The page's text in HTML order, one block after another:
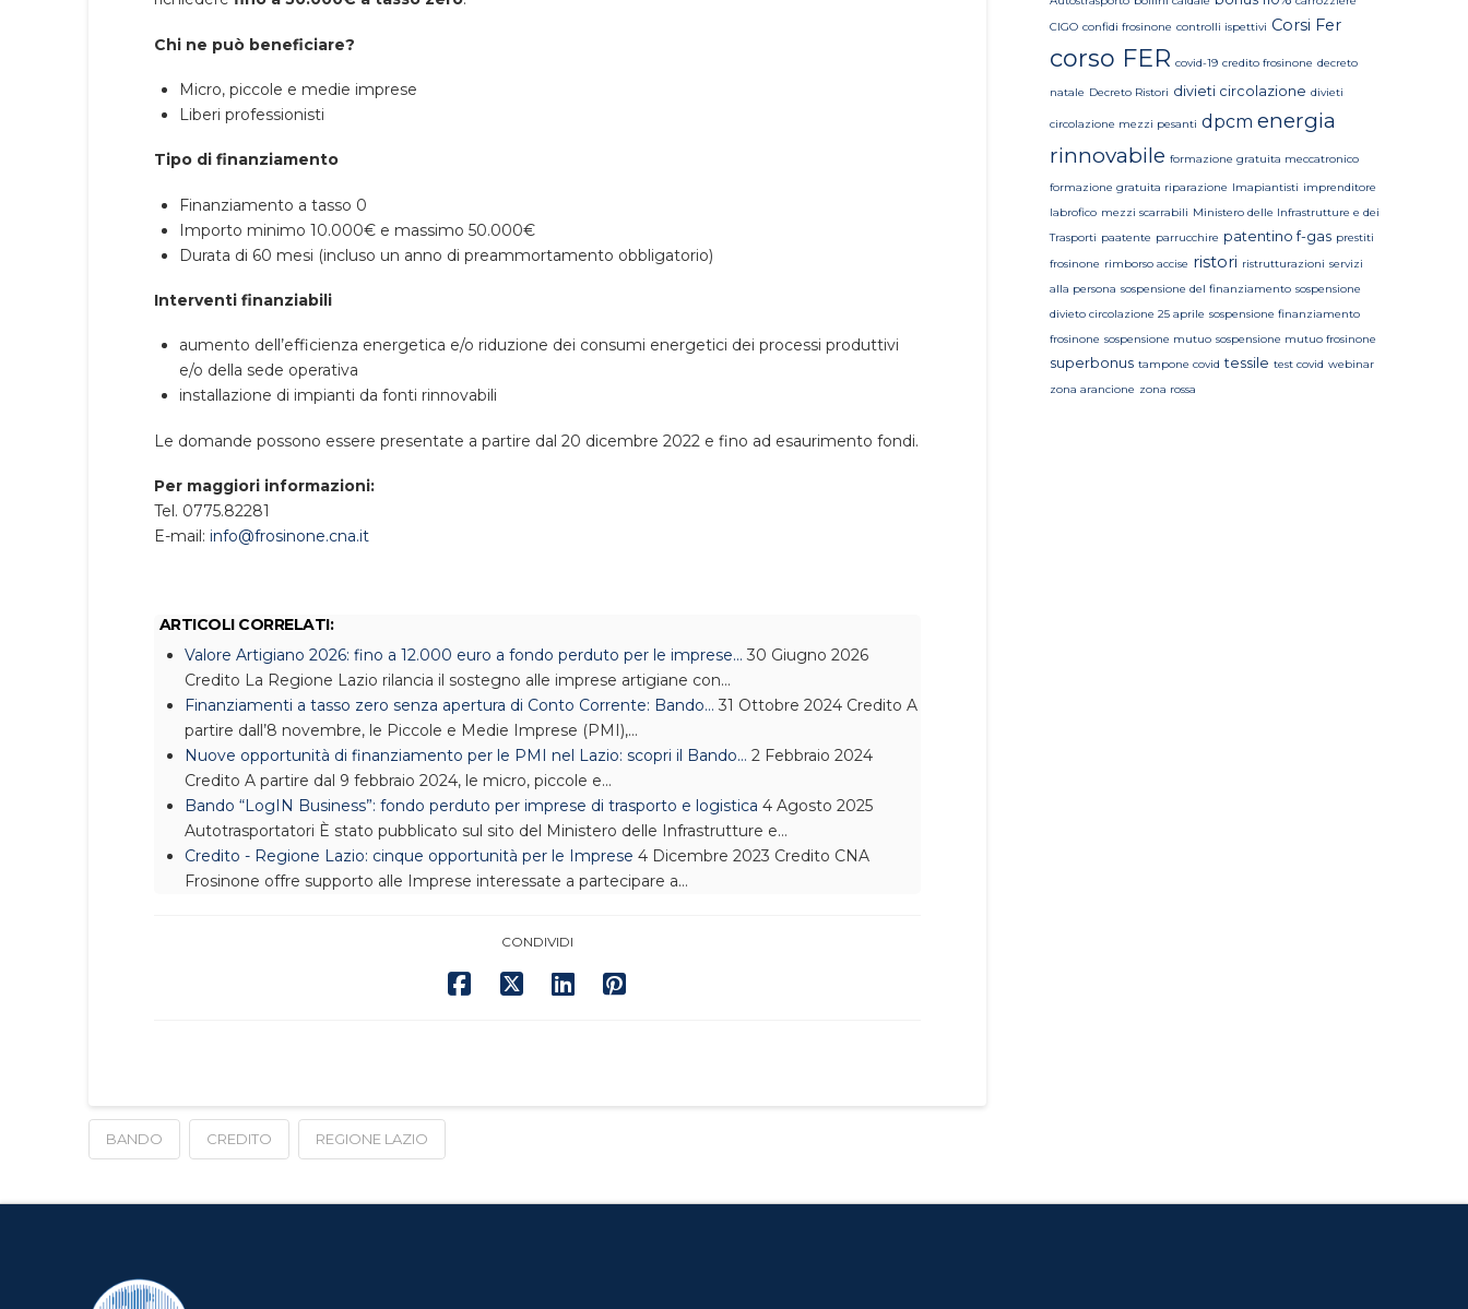
Chi ne può beneficiare?
Micro, piccole e medie imprese
Liberi professionisti
Tipo di finanziamento
Finanziamento a tasso 0
Importo minimo 10.000€ e massimo 50.000€
Durata di 60 mesi (incluso un anno di preammortamento obbligatorio)
Interventi finanziabili
aumento dell’efficienza energetica e/o riduzione dei consumi energetici dei processi produttivi
e/o della sede operativa
installazione di impianti da fonti rinnovabili
Le domande possono essere presentate a partire dal 20 dicembre 2022 e fino ad esaurimento fondi.
Per maggiori informazioni:
Tel. 0775.82281
E-mail: info@frosinone.cna.it
ARTICOLI CORRELATI:
Valore Artigiano 2026: fino a 12.000 euro a fondo perduto per le imprese… 30 Giugno 2026
Credito La Regione Lazio rilancia il sostegno alle imprese artigiane con…
Finanziamenti a tasso zero senza apertura di Conto Corrente: Bando… 31 Ottobre 2024 Credito A
partire dall’8 novembre, le Piccole e Medie Imprese (PMI),…
Nuove opportunità di finanziamento per le PMI nel Lazio: scopri il Bando… 2 Febbraio 2024
Credito A partire dal 9 febbraio 2024, le micro, piccole e…
Bando “LogIN Business”: fondo perduto per imprese di trasporto e logistica 4 Agosto 2025
Autotrasportatori È stato pubblicato sul sito del Ministero delle Infrastrutture e…
Credito - Regione Lazio: cinque opportunità per le Imprese 4 Dicembre 2023 Credito CNA
Frosinone offre supporto alle Imprese interessate a partecipare a…
CONDIVIDI
BANDO CREDITO REGIONE LAZIO
CIGO confidi frosinone controlli ispettivi Corsi Fer
corso FER covid-19 credito frosinone decreto
natale Decreto Ristori divieti circolazione divieti
circolazione mezzi pesanti dpcm energia
rinnovabile formazione gratuita meccatronico
formazione gratuita riparazione Imapiantisti imprenditore
labrofico mezzi scarrabili Ministero delle Infrastrutture e dei
Trasporti paatente parrucchire patentino f-gas prestiti
frosinone rimborso accise ristori ristrutturazioni servizi
alla persona sospensione del finanziamento sospensione
divieto circolazione 25 aprile sospensione finanziamento
frosinone sospensione mutuo sospensione mutuo frosinone
superbonus tampone covid tessile test covid webinar
zona arancione zona rossa